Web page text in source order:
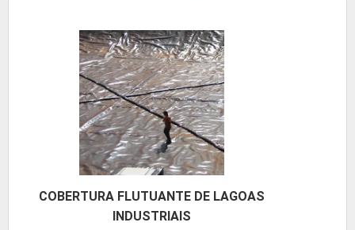
COBERTURASAlgumas vantagens que os clientes
obtêm com as coberturas são detalhes que
agregam ao ambiente, como por
exemplo:Aparência;Leveza;Resistência à
corrosão;Propriedades físicas;Propriedades
mecânicas;Capacidade de
conformação;Reciclabilidade.Dissipador de
moderno;Custo benefício;Praticidade na montagem
e instalação;Proteção anti-UV;Leveza/
COBERTURA FLUTUANTE DE LAGOAS
INDUSTRIAIS